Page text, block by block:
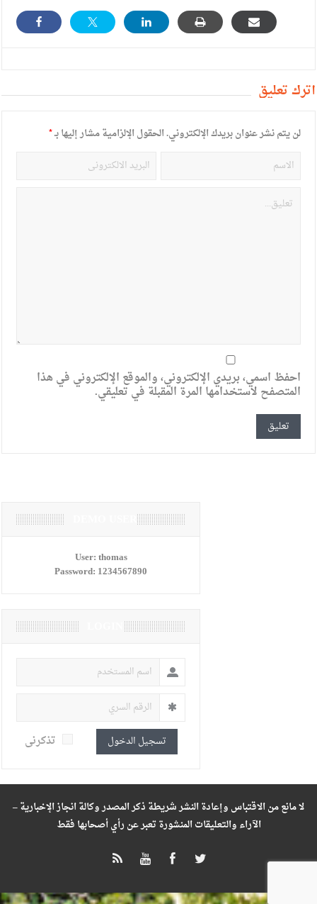
أترك تعليق
لن يتم نشر عنوان بريدك الإلكتروني.الحقول الإلزامية مشار إليها بـ*
احفظ اسمي، بريدي الإلكتروني، والموقع الإلكتروني في هذا
المتصفح لاستخدامها المرة المقبلة في تعليقي.
User:thomas
Password: 1234567890
تسجيل الدخول تذكرنى
لا مانع من الاقتباس وإعادة النشر شريطة ذكر المصدر وكالة انجاز الإخبارية –
الآراء والتعليقات المنشورة تعبر عن رأي أصحابها فقط